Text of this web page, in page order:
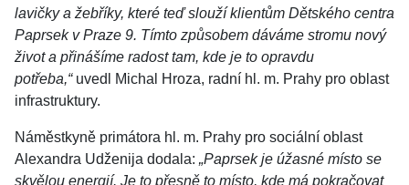
lavičky a žebříky, které teď slouží klientům Dětského centra
Paprsek v Praze 9. Tímto způsobem dáváme stromu nový
život a přinášíme radost tam, kde je to opravdu
potřeba,“ uvedl Michal Hroza, radní hl. m. Prahy pro oblast
infrastruktury.
Náměstkyně primátora hl. m. Prahy pro sociální oblast
Alexandra Udženija dodala: „Paprsek je úžasné místo se
skvělou energií. Je to přesně to místo, kde má pokračovat